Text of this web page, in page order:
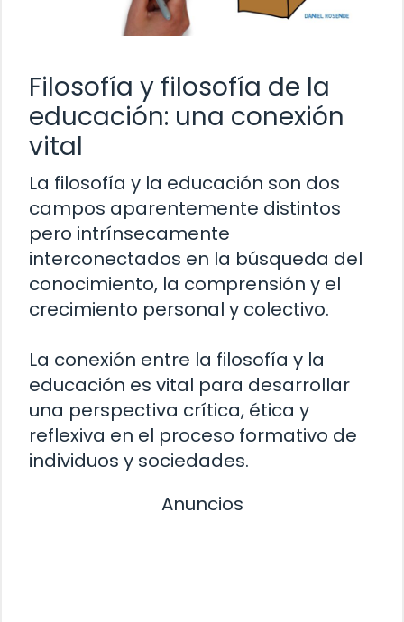
Filosofía y filosofía de la
educación: una conexión
vital
La filosofía y la educación son dos
campos aparentemente distintos
pero intrínsecamente
interconectados en la búsqueda del
conocimiento, la comprensión y el
crecimiento personal y colectivo.
La conexión entre la filosofía y la
educación es vital para desarrollar
una perspectiva crítica, ética y
reflexiva en el proceso formativo de
individuos y sociedades.
Anuncios